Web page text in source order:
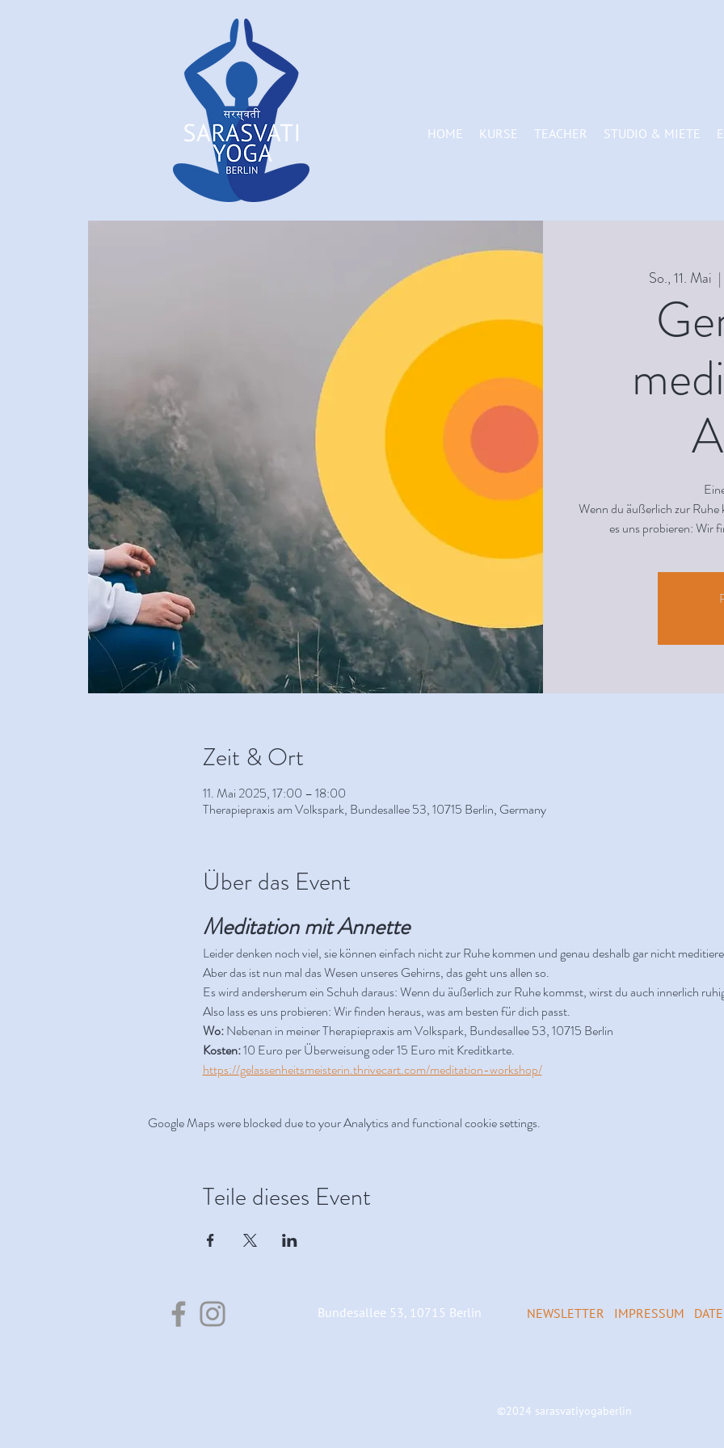
HOME KURSE TEACHER STUDIO & MIETE
So., 11. Mai
  |
Wenn du äußerlich zur
es uns probieren: Wir
Zeit & Ort
11. Mai 2025, 17:00 – 18:00
Therapiepraxis am Volkspark, Bundesallee 53, 10715 Berlin, Germany
Über das Event
Meditation mit Annette
Leider denken noch viel, sie können einfach nicht zur Ruhe kommen und genau deshalb gar nicht
Aber das ist nun mal das Wesen unseres Gehirns, das geht uns allen so.
Es wird andersherum ein Schuh daraus: Wenn du äußerlich zur Ruhe kommst, wirst du auch innerlich
Also lass es uns probieren: Wir finden heraus, was am besten für dich passt.
Wo: Nebenan in meiner Therapiepraxis am Volkspark, Bundesallee 53, 10715 Berlin
Kosten: 10 Euro per Überweisung oder 15 Euro mit Kreditkarte.
https://gelassenheitsmeisterin.thrivecart.com/meditation-workshop/
Google Maps were blocked due to your Analytics and functional cookie settings.
Teile dieses Event
Bundesallee 53, 10715 Berlin NEWSLETTER IMPRESSUM
©2024 sarasvatiyogaberlin